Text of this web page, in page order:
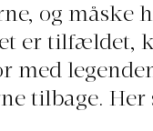
og måske
er tilfældet,
med
tilbage.